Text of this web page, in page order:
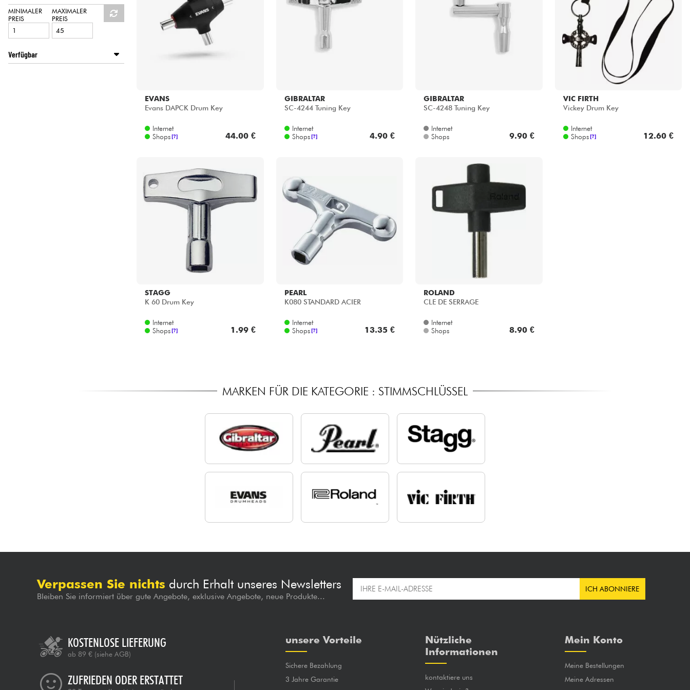
PEARL
ROLAND
STAGG
MINIMALER
PREIS
MAXIMALER
PREIS
Verfügbar
EVANS
Evans DAPCK Drum Key
Internet
Shops [?] 44.00 €
GIBRALTAR
SC-4244 Tuning Key
Internet
Shops [?] 4.90 €
GIBRALTAR
SC-4248 Tuning Key
Internet
Shops
9.90 €
VIC FIRTH
Vickey Drum Key
Internet
Shops [?] 12.60 €
STAGG
K 60 Drum Key
Internet
Shops [?] 1.99 €
PEARL
K080 STANDARD ACIER
Internet
Shops [?] 13.35 €
ROLAND
CLE DE SERRAGE
Internet
Shops
8.90 €
MARKEN FÜR DIE KATEGORIE : STIMMSCHLÜSSEL
Verpassen Sie nichts durch Erhalt unseres Newsletters
Bleiben Sie informiert über gute Angebote, exklusive Angebote, neue Produkte...
ICH ABONNIERE
KOSTENLOSE LIEFERUNG
ab 89 € (siehe AGB)
ZUFRIEDEN ODER ERSTATTET
unsere Vorteile
Sichere Bezahlung
3 Jahre Garantie
Nützliche
Informationen
kontaktiere uns
Mein Konto
Meine Bestellungen
Meine Adressen